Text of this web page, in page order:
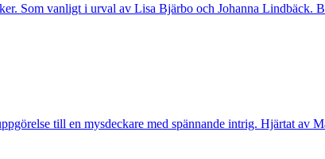
Som vanligt i urval av Lisa Bjärbo och Johanna
till en mysdeckare med spännande intrig. Hjärtat av